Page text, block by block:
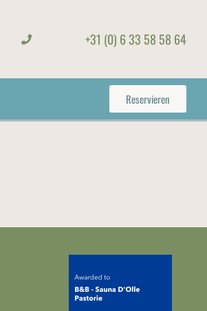
+31 (0) 6 33 58 58 64
Reservieren